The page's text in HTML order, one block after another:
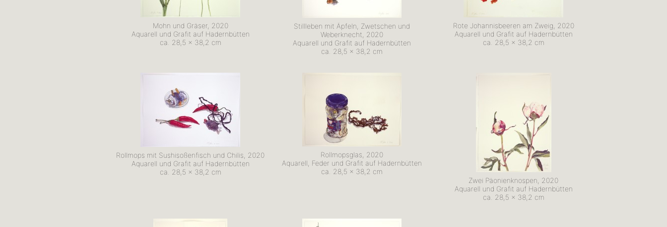
Mohn und Gräser, 2020
Aquarell und Grafit auf Hadernbütten
ca. 28,5 x 38,2 cm
Stillleben mit Äpfeln, Zwetschen und
Weberknecht, 2020
Aquarell und Grafit auf Hadernbütten
ca. 28,5 x 38,2 cm
Rote Johannisbeeren am Zweig, 2020
Aquarell und Grafit auf Hadernbütten
ca. 28,5 x 38,2 cm
Rollmops mit Sushisoßenfisch und Chilis, 2020
Aquarell und Grafit auf Hadernbütten
ca. 28,5 x 38,2 cm
Rollmopsglas, 2020
Aquarell, Feder und Grafit auf Hadernbütten
ca. 28,5 x 38,2 cm
Zwei Päonienknospen, 2020
Aquarell und Grafit auf Hadernbütten
ca. 28,5 x 38,2 cm